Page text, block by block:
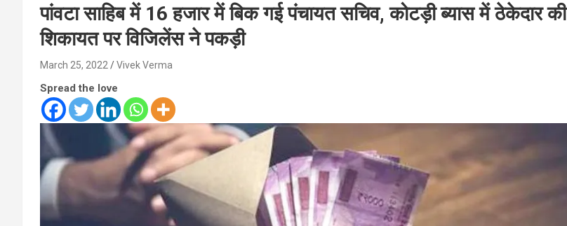
पांवटा साहिब में 16 हजार में बिक गई पंचायत सचिव, कोटड़ी ब्यास में ठेकेदार की
शिकायत पर विजिलेंस ने पकड़ी
March 25, 2022 Vivek Verma
Spread the love